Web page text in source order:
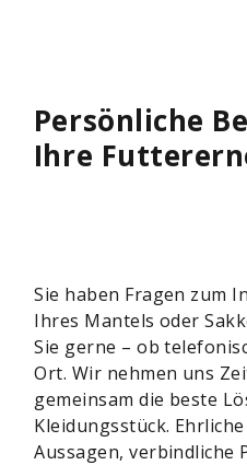
Persönliche
Ihre
Sie haben Fragen zum
Ihres Mantels oder
Sie gerne – ob
Ort. Wir nehmen uns
gemeinsam die beste
Kleidungsstück.
Aussagen, verbindliche